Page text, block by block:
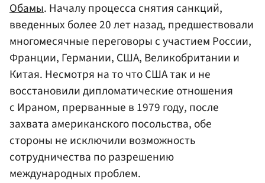
Обамы. Началу процесса снятия санкций,
введенных более 20 лет назад, предшествовали
многомесячные переговоры с участием России,
Франции, Германии, США, Великобритании и
Китая. Несмотря на то что США так и не
восстановили дипломатические отношения
с Ираном, прерванные в 1979 году, после
захвата американского посольства, обе
стороны не исключили возможность
сотрудничества по разрешению
международных проблем.